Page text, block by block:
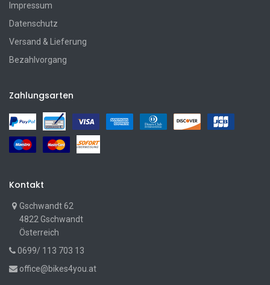
Impressum
Datenschutz
Versand & Lieferung
Bezahlvorgang
Zahlungsarten
Kontakt
Gschwandt 62
4822 Gschwandt
Österreich
0699/ 113 703 13
office@bikes4you.at